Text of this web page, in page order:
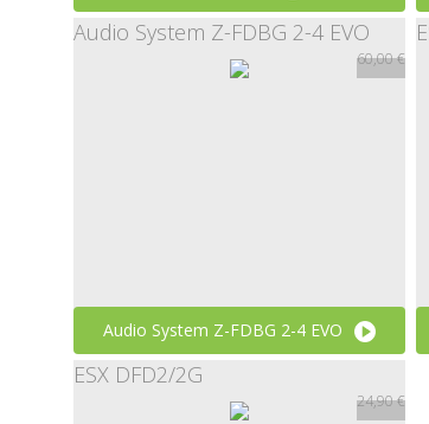
14,90 €
Audio System Z-FDBG 2-4 EVO
60,00 €
Audio System Z-FDBG 2-4 EVO
ESX DFD2/2G
24,90 €